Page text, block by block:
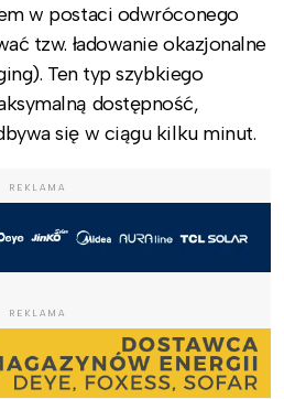
w postaci odwróconego
tzw. ładowanie okazjonalne
Ten typ szybkiego
dostępność,
się w ciągu kilku minut.
REKLAMA
REKLAMA